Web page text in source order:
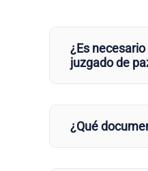
¿Es
juzgado de
¿Qué